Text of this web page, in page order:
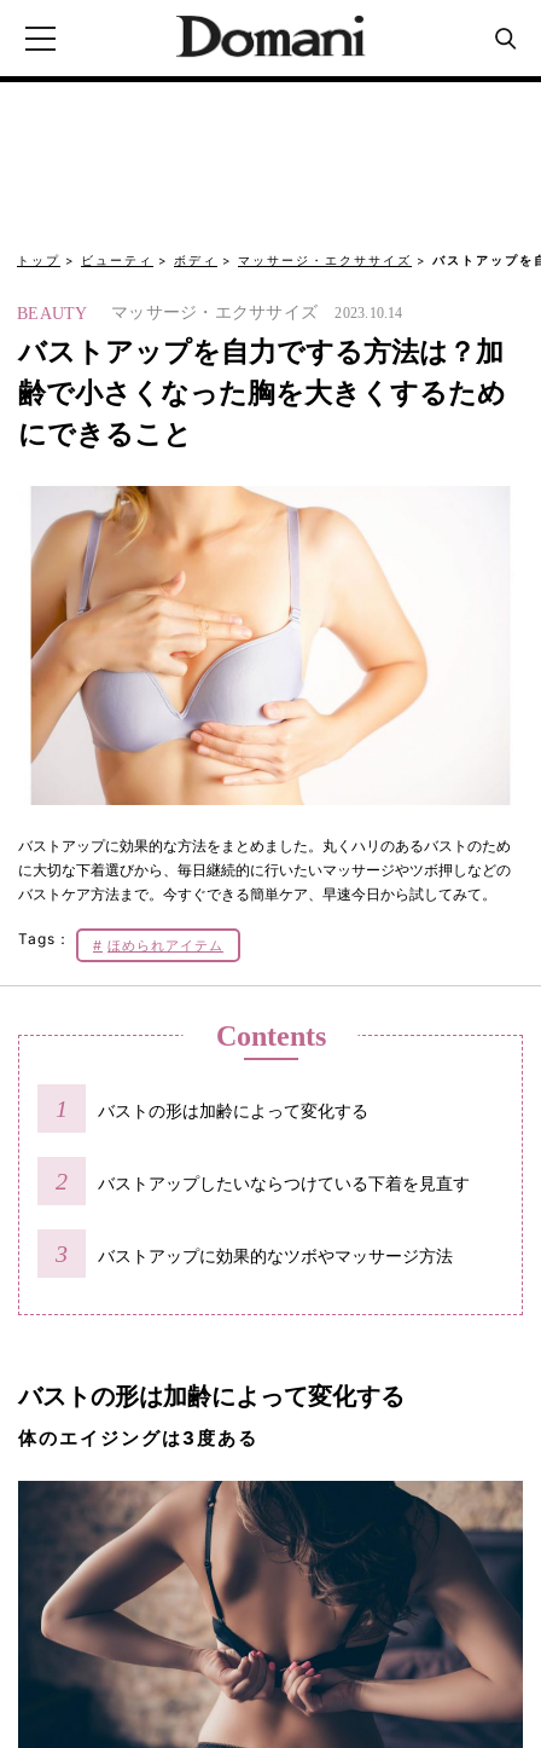
トップ ビューティ ボディ マッサージ・エクササイズ バストアップを
BEAUTY マッサージ・エクササイズ 2023.10.14
バストアップを自力でする方法は？加
齢で小さくなった胸を大きくするため
にできること
バストアップに効果的な方法をまとめました。丸くハリのあるバストのため
に大切な下着選びから、毎日継続的に行いたいマッサージやツボ押しなどの
バストケア方法まで。今すぐできる簡単ケア、早速今日から試してみて。
Tags： ほめられアイテム
Contents
バストの形は加齢によって変化する
バストアップしたいならつけている下着を見直す
バストアップに効果的なツボやマッサージ方法
バストの形は加齢によって変化する
体のエイジングは3度ある